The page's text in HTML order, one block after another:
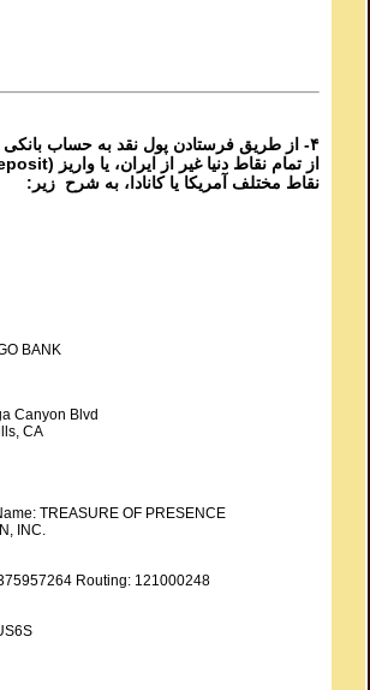
۴- از طریق فرستادن پول نقد به حساب
نقاط مختلف آمریکا یا کانادا، به شرح زیر:
BANK
Canyon Blvd
CA
TREASURE OF PRESENCE
INC.
Routing: 121000248